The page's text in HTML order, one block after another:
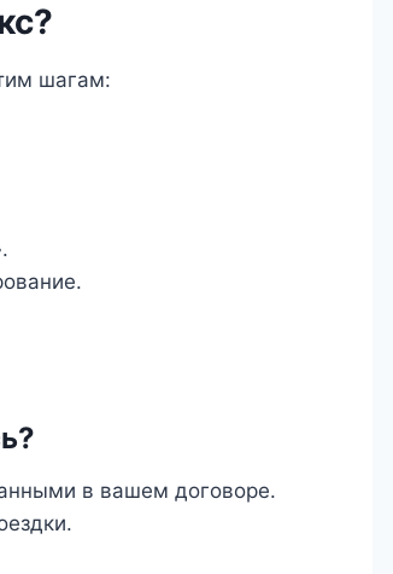
шагам:
в вашем договоре.